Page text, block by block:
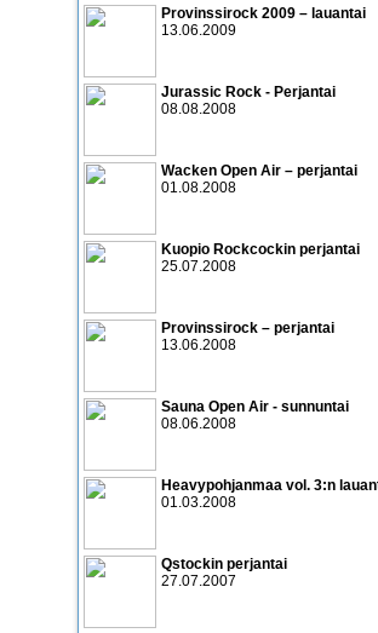
Provinssirock 2009 – lauantai
13.06.2009
Jurassic Rock - Perjantai
08.08.2008
Wacken Open Air – perjantai
01.08.2008
Kuopio Rockcockin perjantai
25.07.2008
Provinssirock – perjantai
13.06.2008
Sauna Open Air - sunnuntai
08.06.2008
Heavypohjanmaa vol. 3:n
01.03.2008
Qstockin perjantai
27.07.2007